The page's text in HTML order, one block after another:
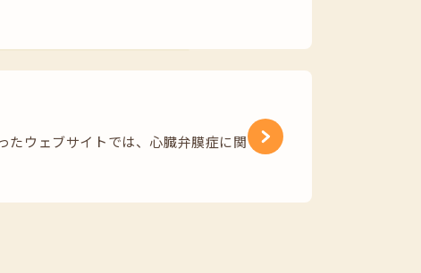
ウェブサイトでは、心臓弁膜症に関